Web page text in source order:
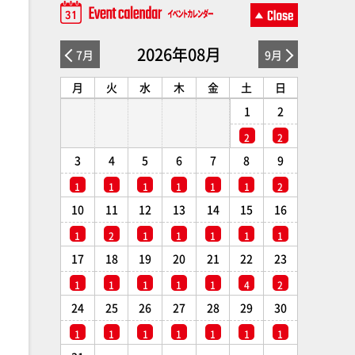
7月 2026年08月 9月
月 火 水 木 金 土
日
1
2
2
2
3
1
4
1
5
1
6
1
7
1
8
1
9
2
10
1
11
2
12
1
13
1
14
1
15
1
16
1
17
1
18
1
19
1
20
1
21
1
22
4
23
2
24
1
25
1
26
1
27
1
28
1
29
1
30
1